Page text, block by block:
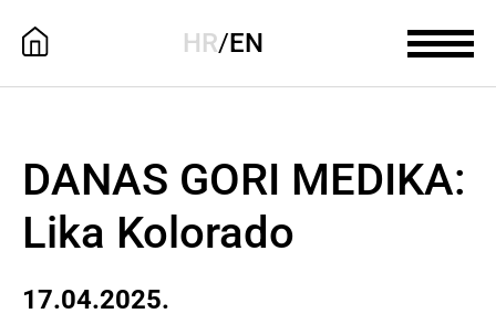
HR/EN
DANAS GORI MEDIKA:
Lika Kolorado
17.04.2025.